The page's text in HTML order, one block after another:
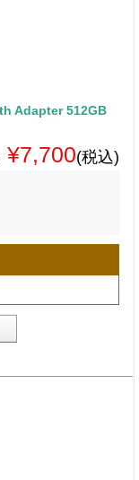
Adapter 512GB
¥7,700(税込)